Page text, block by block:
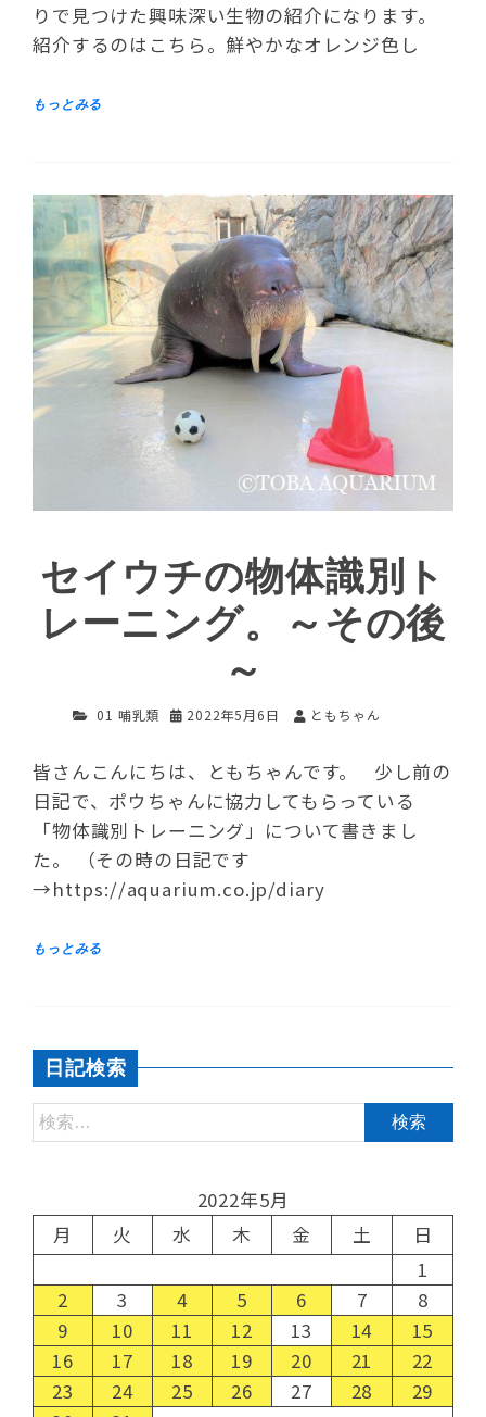
りで見つけた興味深い生物の紹介になります。
紹介するのはこちら。鮮やかなオレンジ色し
セイウチの物体識別ト
レーニング。～その後
～
01 哺乳類 2022年5月6日 ともちゃん
皆さんこんにちは、ともちゃんです。 少し前の
日記で、ポウちゃんに協力してもらっている
「物体識別トレーニング」について書きまし
た。 （その時の日記です
→https://aquarium.co.jp/diary
日記検索
2022年5月
月
火 水 木 金 土
日
1
2
3 4 5 6 7
8
9
10 11 12 13 14
15
16
17 18 19 20 21
22
23
24 25 26 27 28
29